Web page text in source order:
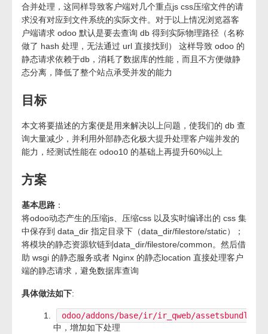
合并处理，这同样导致客户端对几个重点js css压缩文件的请
求没有对应到文件系统的实际文件。对于以上情况浏览器客
户端请求 odoo 默认是要去查询 db 得到实际物理路径（名称
做了 hash 处理，无法通过 url 直接找到） 这样导致 odoo 的
静态请求依赖于db，消耗了数据库的性能，而且不方便做静
态分离，降低了整个站点承受并发的能力
目标
本文将要描述的方案便是用来解决以上问题，使我们的 db 查
询大量减少，并利用外部静态化极大提升处理客户端并发的
能力，经测试性能在 odoo10 的基础上再提升60%以上
方案
基本思路 ：
将odoo动态产生的压缩js、压缩css 以及实时编译出的 css 集
中保存到 data_dir 指定目录下（data_dir/filestore/static）；
将模块的静态资源软链到data_dir/filestore/common。然后借
助 wsgi 的静态服务或者 Nginx 的静态location 直接处理客户
端的静态请求，避免数据库查询
具体做法如下:
odoo/addons/base/ir/ir_qweb/assetsbundle.py
中，增加如下处理